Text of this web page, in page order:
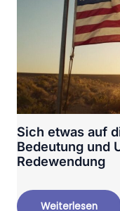
Sich etwas auf
Bedeutung und
Redewendung
Weiterlesen